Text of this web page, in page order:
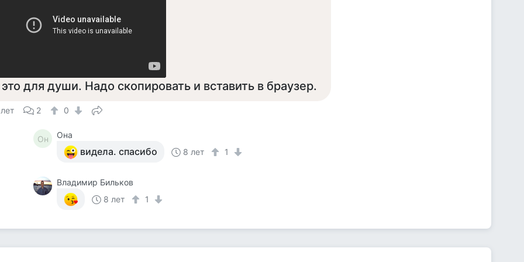
для души. Надо скопировать и вставить в браузер.
2 0
Он Она
видела. спасибо 8 лет 1
Владимир Бильков
8 лет
1